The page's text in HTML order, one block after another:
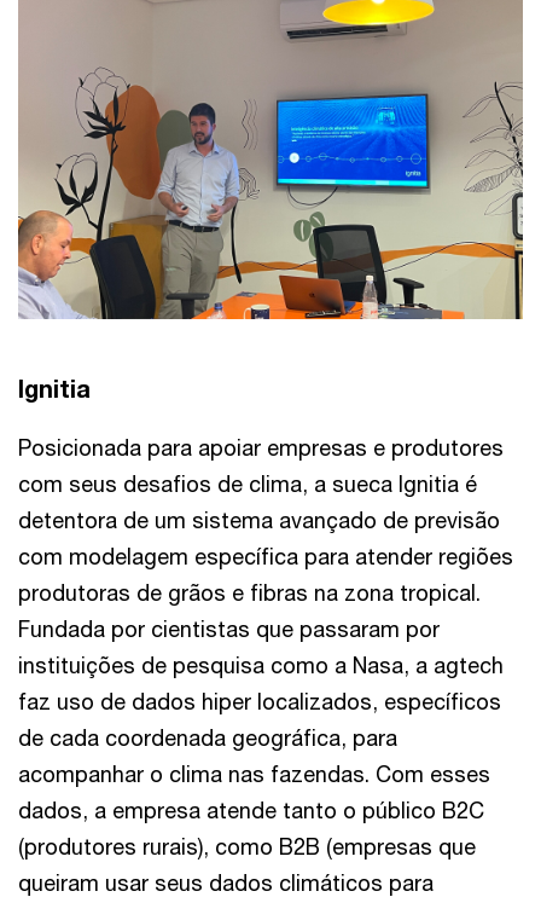
Ignitia
Posicionada para apoiar empresas e produtores
com seus desafios de clima, a sueca Ignitia é
detentora de um sistema avançado de previsão
com modelagem específica para atender regiões
produtoras de grãos e fibras na zona tropical.
Fundada por cientistas que passaram por
instituições de pesquisa como a Nasa, a agtech
faz uso de dados hiper localizados, específicos
de cada coordenada geográfica, para
acompanhar o clima nas fazendas. Com esses
dados, a empresa atende tanto o público B2C
(produtores rurais), como B2B (empresas que
queiram usar seus dados climáticos para